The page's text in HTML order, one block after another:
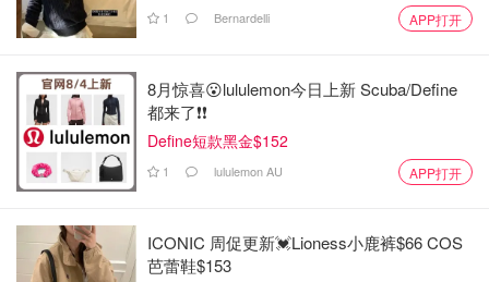
1 Bernardelli APP打开
8月惊喜😮lululemon今日上新 Scuba/Define
都来了❗️❗️
Define短款黑金$152
1 lululemon AU APP打开
ICONIC 周促更新💓Lioness小鹿裤$66 COS
芭蕾鞋$153